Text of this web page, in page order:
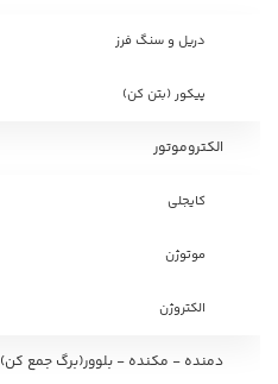
دریل و سنگ فرز
پیکور (بتن کن)
الکتروموتور
کایجلی
موتوژن
الکتروژن
دمنده - مکنده - بلوور(برگ جمع کن)